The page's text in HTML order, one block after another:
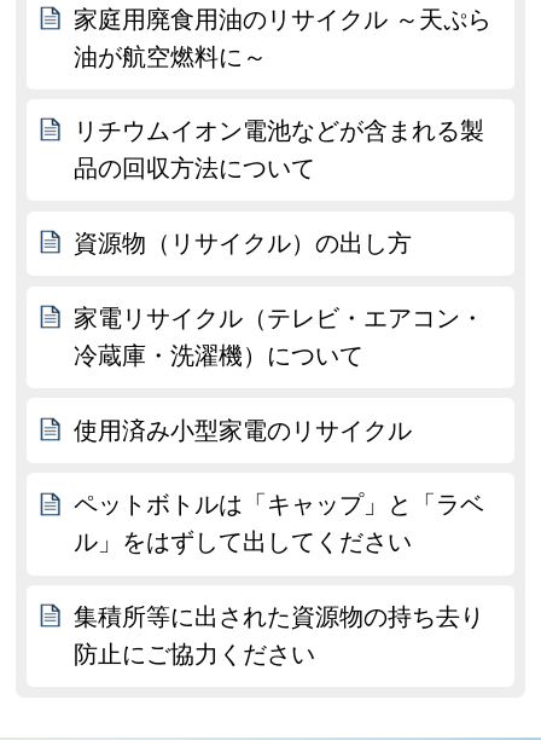
家庭用廃食用油のリサイクル ～天ぷら
油が航空燃料に～
リチウムイオン電池などが含まれる製
品の回収方法について
資源物（リサイクル）の出し方
家電リサイクル（テレビ・エアコン・
冷蔵庫・洗濯機）について
使用済み小型家電のリサイクル
ペットボトルは「キャップ」と「ラベ
ル」をはずして出してください
集積所等に出された資源物の持ち去り
防止にご協力ください